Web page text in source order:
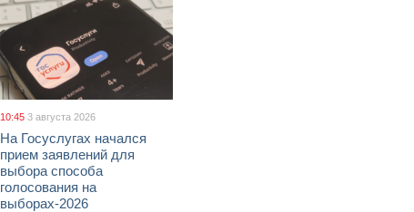
10:45 3 августа 2026
На Госуслугах начался
прием заявлений для
выбора способа
голосования на
выборах-2026